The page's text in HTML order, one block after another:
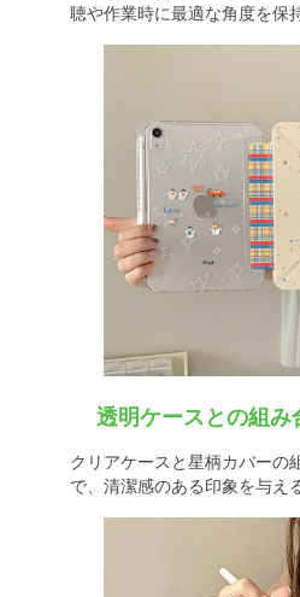
聴や作業時に最適な角度を保
透明ケースとの組み
クリアケースと星柄カバーの
で、清潔感のある印象を与え